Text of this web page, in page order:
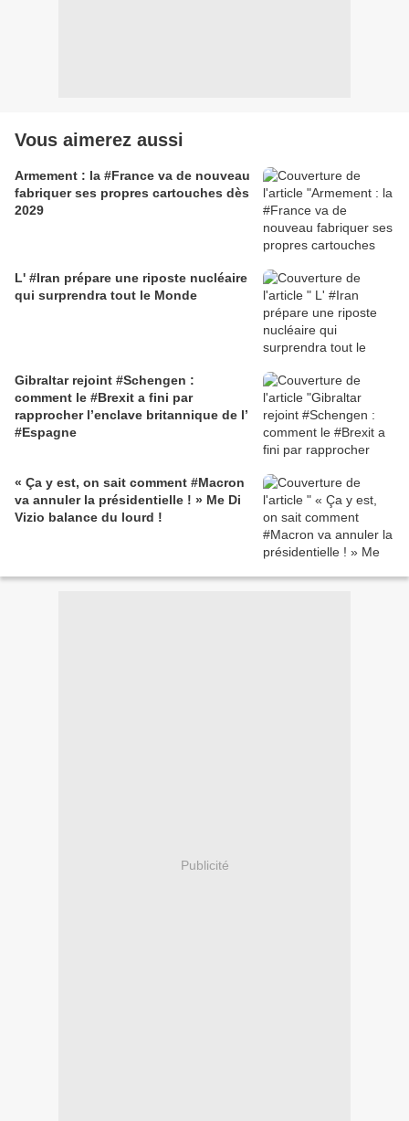
Vous aimerez aussi
Armement : la #France va de nouveau
fabriquer ses propres cartouches dès
2029
L' #Iran prépare une riposte nucléaire
qui surprendra tout le Monde
Gibraltar rejoint #Schengen :
comment le #Brexit a fini par
rapprocher l’enclave britannique de l’
#Espagne
« Ça y est, on sait comment #Macron
va annuler la présidentielle ! » Me Di
Vizio balance du lourd !
Publicité